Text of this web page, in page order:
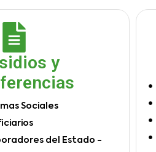
y
Sociales
del Estado -